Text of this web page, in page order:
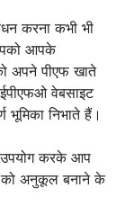
करना कभी भी
आपके
अपने पीएफ खाते
वेबसाइट
भूमिका निभाते हैं।
उपयोग करके आप
को अनुकूल बनाने के